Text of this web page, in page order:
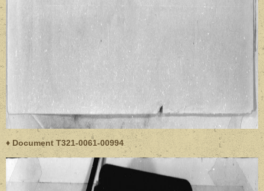
♦ Document T321-0061-00994